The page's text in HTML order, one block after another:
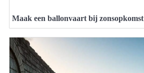
Maak een ballonvaart bij zonsopkomst